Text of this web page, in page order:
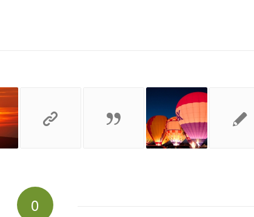
0